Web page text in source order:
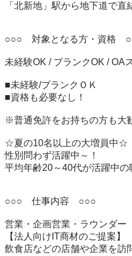
「北新地」駅から地下道で直
○○○　対象となる方・資格　
未経験OK / ブランクOK / OA
■未経験/ブランクＯＫ
■資格も必要なし！
※普通免許をお持ちの方も大
☆夏の10名以上の大増員中☆
性別問わず活躍中～！
平均年齢20～40代が活躍中の
○○○　仕事内容　○○○
営業・企画営業・ラウンダー
【法人向けIT商材のご提案】
飲食店などの店舗や企業を訪